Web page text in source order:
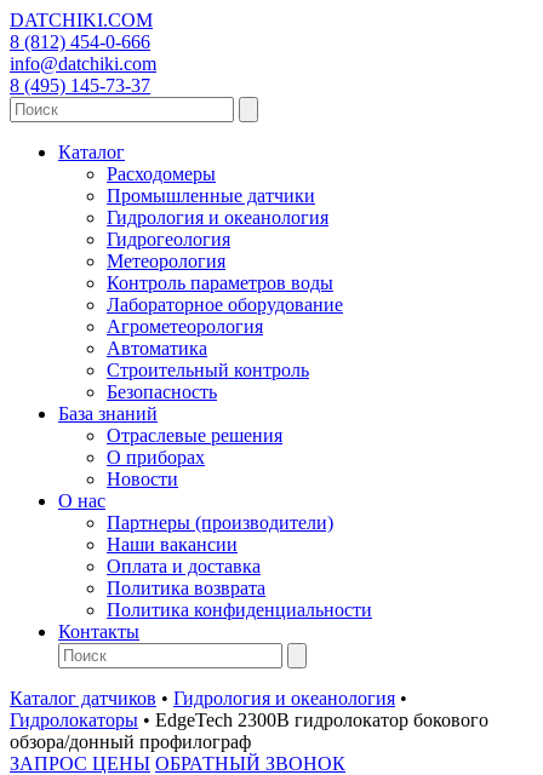
DATCHIKI.COM
8 (812) 454-0-666
info@datchiki.com
8 (495) 145-73-37
Каталог
Расходомеры
Промышленные датчики
Гидрология и океанология
Гидрогеология
Метеорология
Контроль параметров воды
Лабораторное оборудование
Агрометеорология
Автоматика
Строительный контроль
Безопасность
База знаний
Отраслевые решения
О приборах
Новости
О нас
Партнеры (производители)
Наши вакансии
Оплата и доставка
Политика возврата
Политика конфиденциальности
Контакты
Каталог датчиков • Гидрология и океанология •
Гидролокаторы • EdgeTech 2300B гидролокатор бокового
обзора/донный профилограф
ЗАПРОС ЦЕНЫ ОБРАТНЫЙ ЗВОНОК